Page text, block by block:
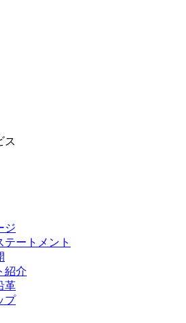
ス
ジ
テートメント
紹介
革
プ